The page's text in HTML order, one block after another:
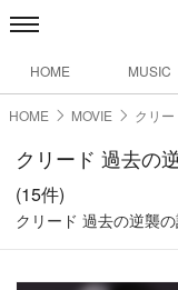
HOME MUSIC
HOME MOVIE クリ
クリード 過去の
(15件)
クリード 過去の逆襲